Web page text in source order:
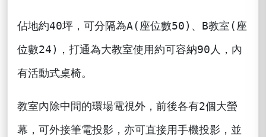
佔地約40坪，可分隔為A(座位數50)、B教室(座
位數24)，打通為大教室使用約可容納90人，內
有活動式桌椅。
教室內除中間的環場電視外，前後各有2個大螢
幕，可外接筆電投影，亦可直接用手機投影，並